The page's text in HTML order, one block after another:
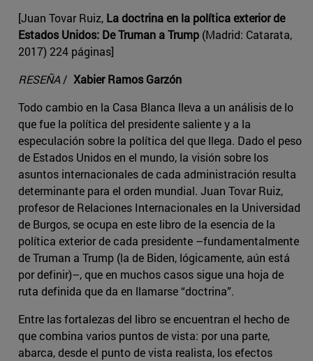
[Juan Tovar Ruiz, La doctrina en la política exterior de
Estados Unidos: De Truman a Trump (Madrid: Catarata,
2017) 224 páginas]
RESEÑA / Xabier Ramos Garzón
Todo cambio en la Casa Blanca lleva a un análisis de lo
que fue la política del presidente saliente y a la
especulación sobre la política del que llega. Dado el peso
de Estados Unidos en el mundo, la visión sobre los
asuntos internacionales de cada administración resulta
determinante para el orden mundial. Juan Tovar Ruiz,
profesor de Relaciones Internacionales en la Universidad
de Burgos, se ocupa en este libro de la esencia de la
política exterior de cada presidente –fundamentalmente
de Truman a Trump (la de Biden, lógicamente, aún está
por definir)–, que en muchos casos sigue una hoja de
ruta definida que da en llamarse “doctrina”.
Entre las fortalezas del libro se encuentran el hecho de
que combina varios puntos de vista: por una parte,
abarca, desde el punto de vista realista, los efectos